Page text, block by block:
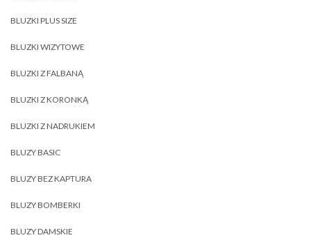
BLUZKI PLUS SIZE
BLUZKI WIZYTOWE
BLUZKI Z FALBANĄ
BLUZKI Z KORONKĄ
BLUZKI Z NADRUKIEM
BLUZY BASIC
BLUZY BEZ KAPTURA
BLUZY BOMBERKI
BLUZY DAMSKIE